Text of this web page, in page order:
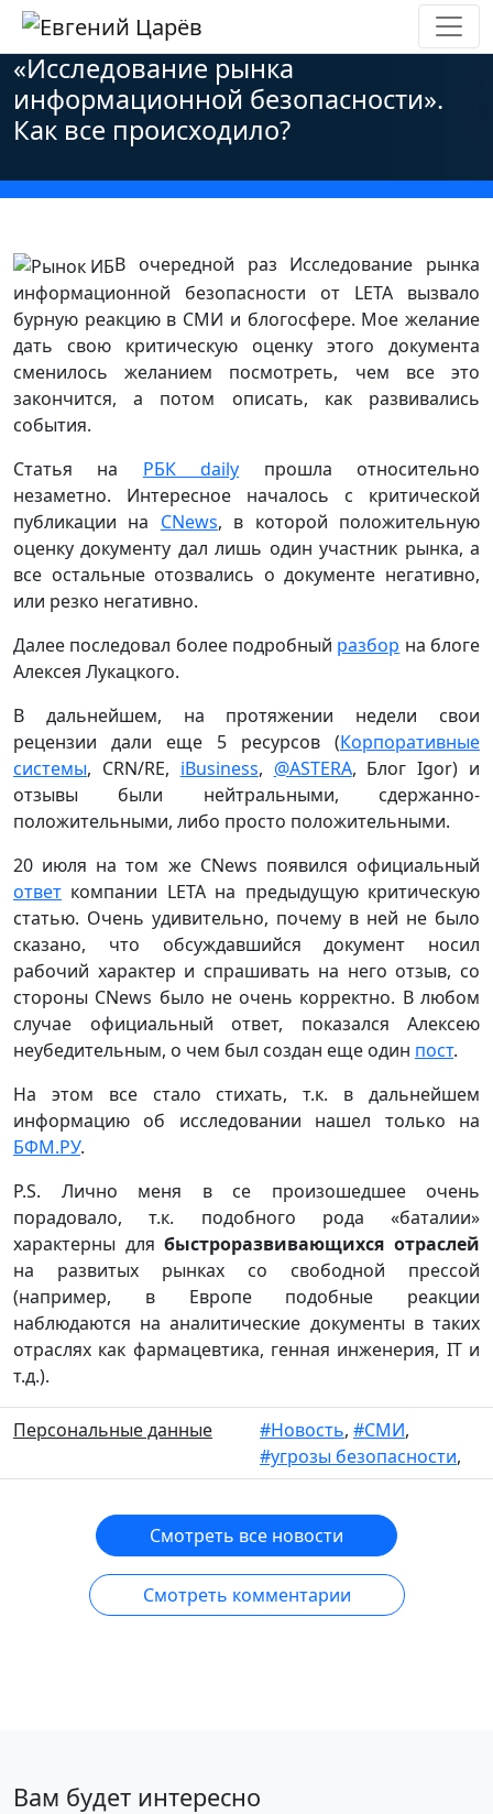
Главная»Новости»Персональные данные
«Исследование рынка
информационной безопасности».
Как все происходило?
В очередной раз Исследование рынка
информационной безопасности от LETA вызвало
бурную реакцию в СМИ и блогосфере. Мое желание
дать свою критическую оценку этого документа
сменилось желанием посмотреть, чем все это
закончится, а потом описать, как развивались
события.
Статья на РБК daily прошла относительно
незаметно. Интересное началось с критической
публикации на CNews, в которой положительную
оценку документу дал лишь один участник рынка, а
все остальные отозвались о документе негативно,
или резко негативно.
Далее последовал более подробный разбор на блоге
Алексея Лукацкого.
В дальнейшем, на протяжении недели свои
рецензии дали еще 5 ресурсов (Корпоративные
системы, CRN/RE, iBusiness, @ASTERA, Блог Igor) и
отзывы были нейтральными, сдержанно-
положительными, либо просто положительными.
20 июля на том же CNews появился официальный
ответ компании LETA на предыдущую критическую
статью. Очень удивительно, почему в ней не было
сказано, что обсуждавшийся документ носил
рабочий характер и спрашивать на него отзыв, со
стороны CNews было не очень корректно. В любом
случае официальный ответ, показался Алексею
неубедительным, о чем был создан еще один пост.
На этом все стало стихать, т.к. в дальнейшем
информацию об исследовании нашел только на
БФМ.РУ.
P.S. Лично меня в се произошедшее очень
порадовало, т.к. подобного рода «баталии»
характерны длябыстроразвивающихся отраслей
на развитых рынках со свободной прессой
(например, в Европе подобные реакции
наблюдаются на аналитические документы в таких
отраслях как фармацевтика, генная инженерия, IT и
т.д.).
Персональные данные #Новость, #СМИ,
#угрозы безопасности,
Смотреть все новости
Смотреть комментарии
Вам будет интересно